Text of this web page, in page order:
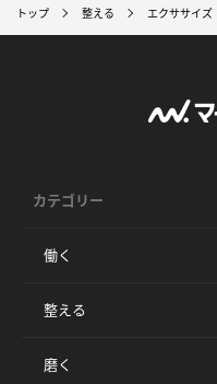
トップ 整える エクササイズ
カテゴリー
働く
整える
磨く